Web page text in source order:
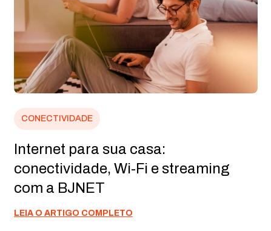
CONECTIVIDADE
Internet para sua casa:
conectividade, Wi-Fi e streaming
com a BJNET
LEIA O ARTIGO COMPLETO